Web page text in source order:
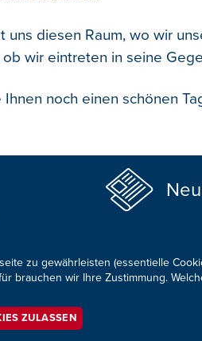
uns diesen Raum, wo wir
ob wir eintreten in seine
Ihnen noch einen schönen
Zustimmung anpassen
zu gewährleisten (essentielle
brauchen wir Ihre Zustimmung.
ZULASSEN